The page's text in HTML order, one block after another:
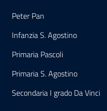
Peter Pan
Infanzia S. Agostino
Primaria Pascoli
Primaria S. Agostino
Secondaria I grado Da Vinci